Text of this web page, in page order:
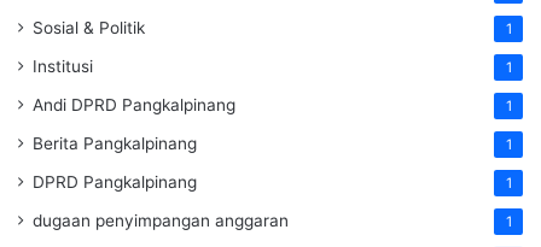
Sosial & Politik 1
Institusi 1
Andi DPRD Pangkalpinang 1
Berita Pangkalpinang 1
DPRD Pangkalpinang 1
dugaan penyimpangan anggaran 1